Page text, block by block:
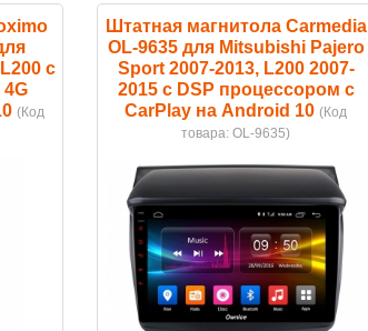
с
(Код
Штатная магнитола Carmedia
OL-9635 для Mitsubishi Pajero
Sport 2007-2013, L200 2007-
2015 c DSP процессором с
CarPlay на Android 10 (Код
товара: OL-9635)